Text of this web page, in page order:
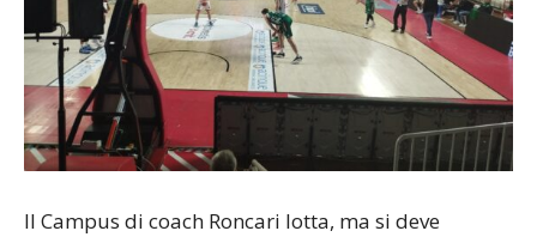
Il Campus di coach Roncari lotta, ma si deve